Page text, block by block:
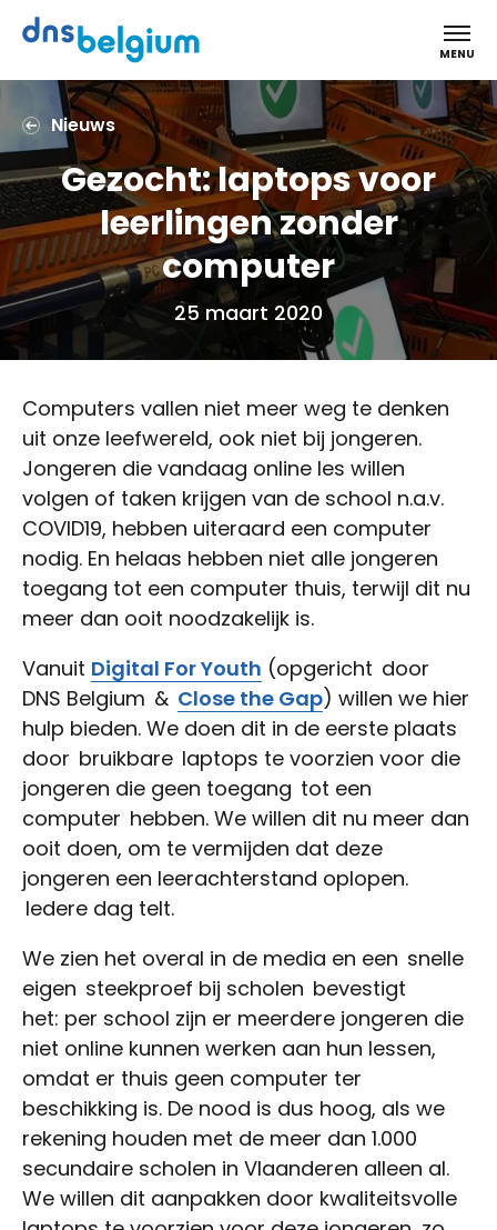
DNS Belgium
MENU
Nieuws
Gezocht: laptops voor
leerlingen zonder
computer
25 maart 2020
Computers vallen niet meer weg te denken
uit onze leefwereld, ook niet bij jongeren.
Jongeren die vandaag online les willen
volgen of taken krijgen van de school n.a.v.
COVID19, hebben uiteraard een computer
nodig. En helaas hebben niet alle jongeren
toegang tot een computer thuis, terwijl dit nu
meer dan ooit noodzakelijk is.
Vanuit Digital For Youth (opgericht door
DNS Belgium & Close the Gap) willen we hier
hulp bieden. We doen dit in de eerste plaats
door bruikbare laptops te voorzien voor die
jongeren die geen toegang tot een
computer hebben. We willen dit nu meer dan
ooit doen, om te vermijden dat deze
jongeren een leerachterstand oplopen.
Iedere dag telt.
We zien het overal in de media en een snelle
eigen steekproef bij scholen bevestigt
het: per school zijn er meerdere jongeren die
niet online kunnen werken aan hun lessen,
omdat er thuis geen computer ter
beschikking is. De nood is dus hoog, als we
rekening houden met de meer dan 1.000
secundaire scholen in Vlaanderen alleen al.
We willen dit aanpakken door kwaliteitsvolle